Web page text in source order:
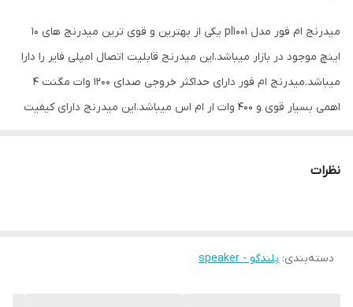
نوع بلندگو دایره ای
میدرنج ام فور مدل pl1001 یکی از بهترین و قوی ترین میدرنج های 10
اینچ موجود در بازار میباشد.این میدرنج قابلیت اتصال امپلی فایر را دارا
میباشد.میدرنج ام فور دارای حداکثر خروجی صدای 1200 وات مگنت 4
اهمی بسیار قوی و 400 وات ار ام اس میباشد.این میدرنج دارای کیفیت
نصب بر روی تاقچه میباشد.
نظرات
دسته‌بندی: بلندگو - speaker